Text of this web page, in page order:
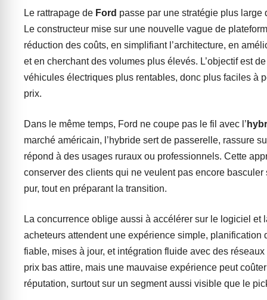
Le rattrapage de Ford passe par une stratégie plus large
Le constructeur mise sur une nouvelle vague de
réduction des coûts, en simplifiant l’architecture, en
et en cherchant des volumes plus élevés. L’objectif est
véhicules électriques plus rentables, donc plus faciles à
prix.
Dans le même temps, Ford ne coupe pas le fil avec l’
marché américain, l’hybride sert de passerelle, rassure
répond à des usages ruraux ou professionnels. Cette
conserver des clients qui ne veulent pas encore basculer
pur, tout en préparant la transition.
La concurrence oblige aussi à accélérer sur le logiciel et
acheteurs attendent une expérience simple, planification
fiable, mises à jour, et intégration fluide avec des
prix bas attire, mais une mauvaise expérience peut
réputation, surtout sur un segment aussi visible que le